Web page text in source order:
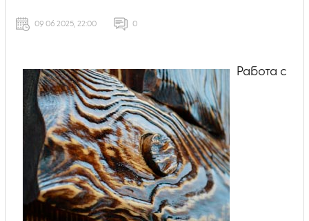
09 06 2025, 22:00 0
Работа с